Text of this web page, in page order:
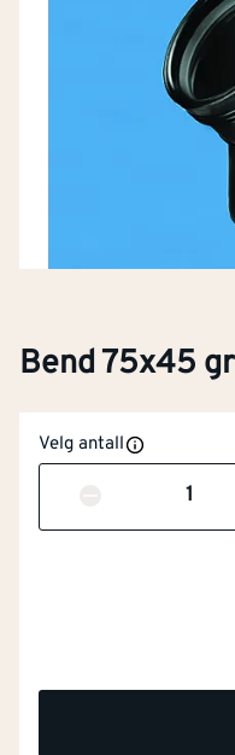
Bend 75x45
Velg antall
Antall
Modell / utførelse
Tetningsmateriale
Overflatebehandling